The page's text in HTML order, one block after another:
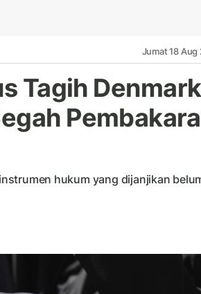
Jumat 18 Aug
Tagih
hukum yang dijanjikan